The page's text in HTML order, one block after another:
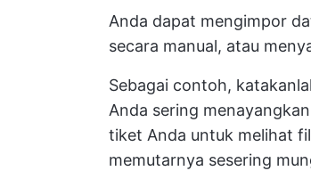
Anda dapat mengimpor
secara manual, atau
Sebagai contoh,
Anda sering
tiket Anda untuk melihat
memutarnya sesering